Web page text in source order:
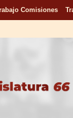
Comisiones